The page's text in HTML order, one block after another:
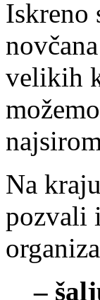
Iskreno
velikih
Na
pozvali
–